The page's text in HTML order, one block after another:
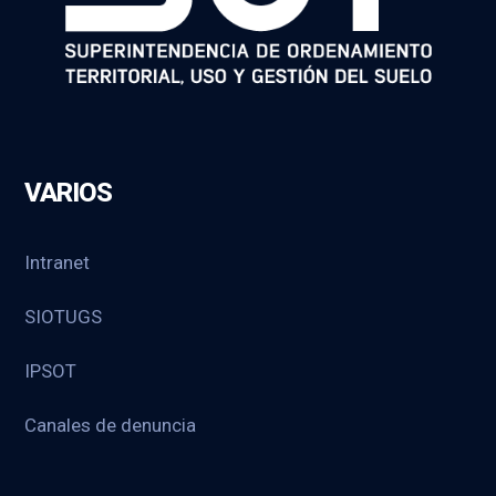
VARIOS
Intranet
SIOTUGS
IPSOT
Canales de denuncia